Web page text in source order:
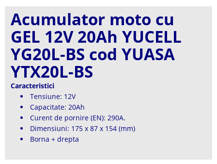
Acumulator moto cu
GEL 12V 20Ah YUCELL
YG20L-BS cod YUASA
YTX20L-BS
Caracteristici
Tensiune: 12V
Capacitate: 20Ah
Curent de pornire (EN): 290A.
Dimensiuni: 175 x 87 x 154 (mm)
Borna + drepta